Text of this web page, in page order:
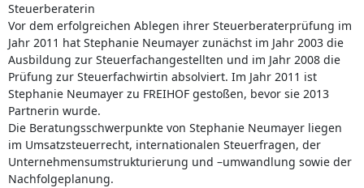
Steuerberaterin
Vor dem erfolgreichen Ablegen ihrer Steuerberaterprüfung im
Jahr 2011 hat Stephanie Neumayer zunächst im Jahr 2003 die
Ausbildung zur Steuerfachangestellten und im Jahr 2008 die
Prüfung zur Steuerfachwirtin absolviert. Im Jahr 2011 ist
Stephanie Neumayer zu FREIHOF gestoßen, bevor sie 2013
Partnerin wurde.
Die Beratungsschwerpunkte von Stephanie Neumayer liegen
im Umsatzsteuerrecht, internationalen Steuerfragen, der
Unternehmensumstrukturierung und –umwandlung sowie der
Nachfolgeplanung.